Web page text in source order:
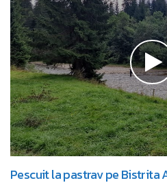
Pescuit la pastrav pe Bistrita